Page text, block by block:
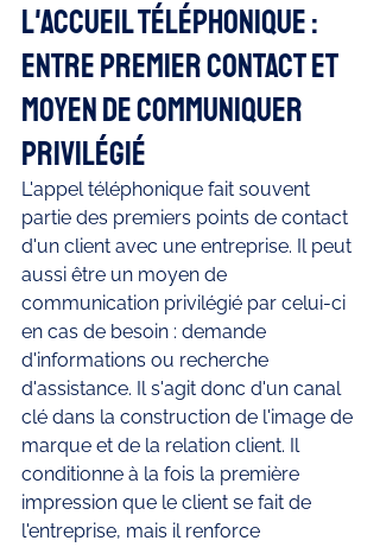
L'accueil téléphonique :
entre premier contact et
moyen de communiquer
privilégié
L'appel téléphonique fait souvent
partie des premiers points de contact
d'un client avec une entreprise. Il peut
aussi être un moyen de
communication privilégié par celui-ci
en cas de besoin : demande
d'informations ou recherche
d'assistance. Il s'agit donc d'un canal
clé dans la construction de l'image de
marque et de la relation client. Il
conditionne à la fois la première
impression que le client se fait de
l'entreprise, mais il renforce